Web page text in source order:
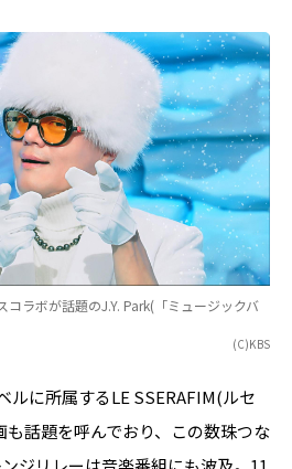
コラボが話題のJ.Y. Park(「ミュージックバ
(C)KBS
ルに所属するLE SSERAFIM(ルセ
話題を呼んでおり、この数珠つな